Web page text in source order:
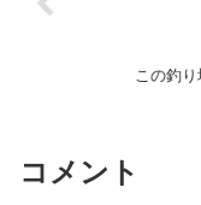
この釣り
コメント